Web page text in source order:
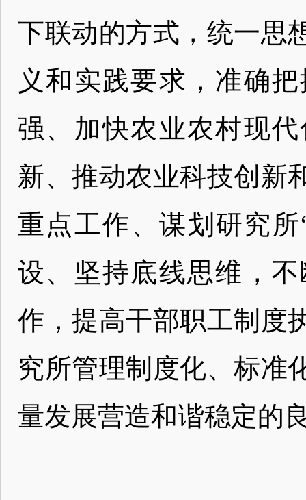
下联动的方式，统一思
义和实践要求，准确
强、加快农业农村现
新、推动农业科技创新
重点工作、谋划研究
设、坚持底线思维，
作，提高干部职工制度
究所管理制度化、标准
量发展营造和谐稳定的